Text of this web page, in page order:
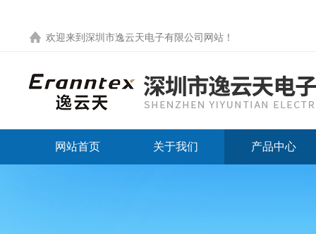
欢迎来到 深圳市逸云天电子有限公司网站 ！
网站首页 关于我们 产品中心